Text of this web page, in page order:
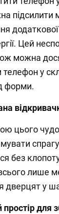
підсилити
додаткової
Цей
можна
телефон у
форми.
цього
без
лише
дверцят у
для